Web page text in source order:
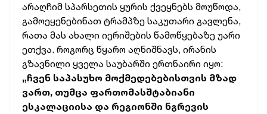
არაღჩიმ სპარსეთის ყურის ქვეყნებს მოუწოდა,
გამოეყენებინათ ტრამპზე საკუთარი გავლენა,
რათა მას ახალი იერიშების წამოწყებაზე უარი
ეთქვა. როგორც წყარო აღნიშნავს, ირანის
გზავნილი ყველა საუბარში ერთნაირი იყო:
„ჩვენ საპასუხო მოქმედებებისთვის მზად
ვართ, თუმცა ფართომასშტაბიანი
ესკალაციისა და რეგიონში ნგრევის